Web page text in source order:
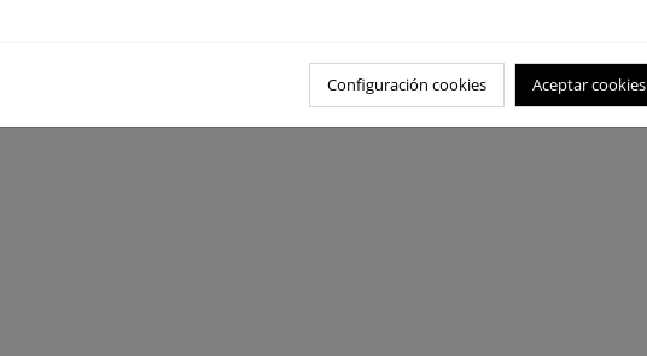
Configuración cookies Aceptar cookies